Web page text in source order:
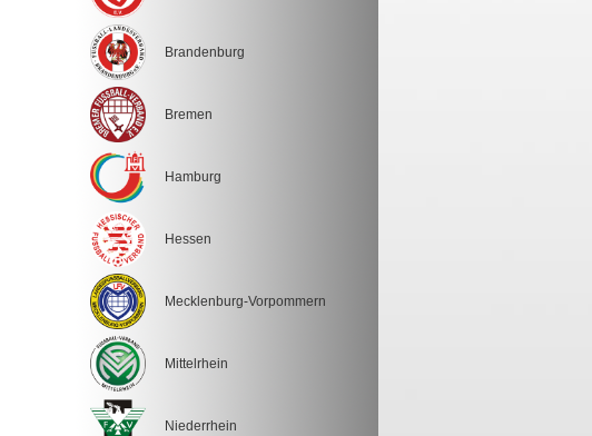
Brandenburg
Bremen
Hamburg
Hessen
Mecklenburg-Vorpommern
Mittelrhein
Niederrhein